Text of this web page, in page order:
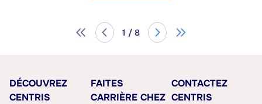
1 / 8
DÉCOUVREZ
CENTRIS
FAITES
CARRIÈRE CHEZ
CONTACTEZ
CENTRIS